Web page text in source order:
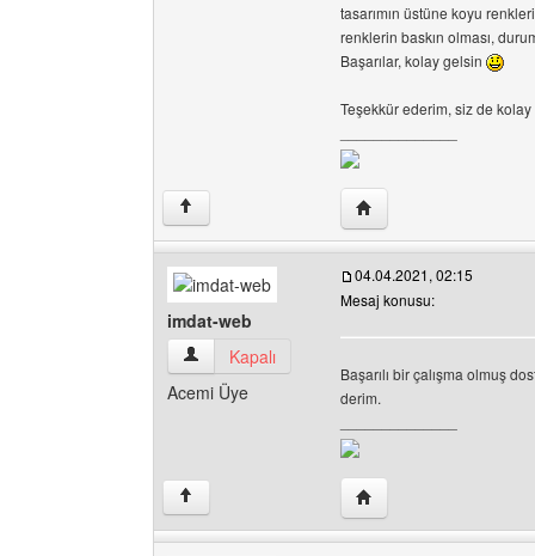
tasarımın üstüne koyu
renklerin baskın olması,
Başarılar, kolay gelsin
Teşekkür ederim, siz de kolay
↑ Yazarın web sitesini
imdat-web
imdat-web Kullanıcının profilini görüntüle
Kapalı
Acemi Üye
04.04.2021, 02:15
Mesaj konusu:
Başarılı bir çalışma olmuş
derim.
↑ Yazarın web sitesini